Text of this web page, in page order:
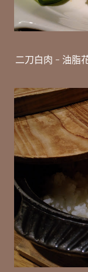
二刀白肉 - 油脂